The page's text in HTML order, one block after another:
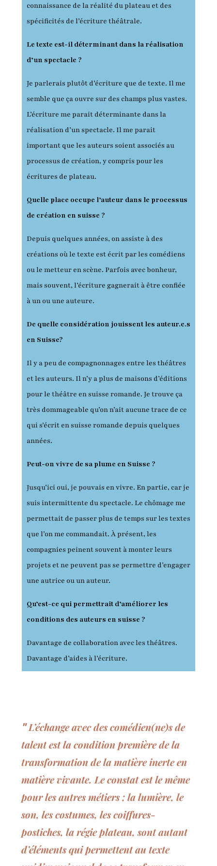
connaissance de la réalité du plateau et des
spécificités de l’écriture théâtrale.
Le texte est-il déterminant dans la réalisation
d’un spectacle ?
Je parlerais plutôt d’écriture que de texte. Il me
semble que ça ouvre sur des champs plus vastes.
L’écriture me parait déterminante dans la
réalisation d’un spectacle. Il me parait
important que les auteurs soient associés au
processus de création, y compris pour les
écritures de plateau.
Quelle place occupe l’auteur dans le processus
de création en suisse ?
Depuis quelques années, on assiste à des
créations où le texte est écrit par les comédiens
ou le metteur en scène. Parfois avec bonheur,
mais souvent, l’écriture gagnerait à être confiée
à un ou une auteure.
De quelle considération jouissent les auteur.e.s
en Suisse?
Il y a peu de compagnonnages entre les théâtres
et les auteurs. Il n’y a plus de maisons d’éditions
pour le théâtre en suisse romande. Je trouve ça
très dommageable qu’on n’ait aucune trace de ce
qui s’écrit en suisse romande depuis quelques
années.
Peut-on vivre de sa plume en Suisse ?
Jusqu’ici oui, je pouvais en vivre. En partie, car je
suis intermittente du spectacle. Le chômage me
permettait de passer plus de temps sur les textes
que l’on me commandait. À présent, les
compagnies peinent souvent à monter leurs
projets et ne peuvent pas se permettre d’engager
une autrice ou un auteur.
Qu’est-ce qui permettrait d’améliorer les
conditions des auteurs en suisse ?
Davantage de collaboration avec les théâtres.
Davantage d’aides à l’écriture.
"L’échange avec des comédien(ne)s de
talent est la condition première de la
transformation de la matière inerte en
matière vivante. Le constat est le même
pour les autres métiers ; la lumière, le
son, les costumes, les coiffures-
postiches, la régie plateau, sont autant
d’éléments qui permettent au texte